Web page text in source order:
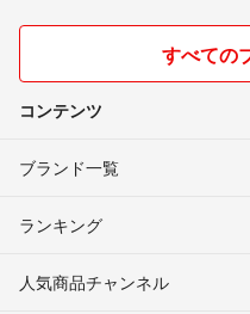
すべての
コンテンツ
ブランド一覧
ランキング
人気商品チャンネル